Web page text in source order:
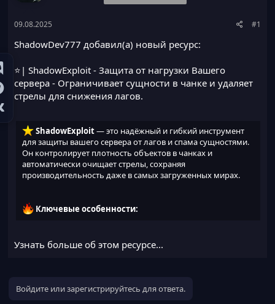
09.08.2025 #1
ShadowDev777 добавил(а) новый ресурс:
⭐| ShadowExploit - Защита от нагрузки Вашего
сервера - Ограничивает сущности в чанке и удаляет
стрелы для снижения лагов.
ShadowExploit— это надёжный и гибкий инструмент
для защиты вашего сервера от лагов и спама сущностями.
Он контролирует плотность объектов в чанках и
автоматически очищает стрелы, сохраняя
производительность даже в самых загруженных мирах.
Ключевые особенности:
количество ArmorStand, лодок и вагонеток в каждом чанке
— защита от нагрузки на сервер
удаляет...
Узнать больше об этом ресурсе...
Войдите или зарегистрируйтесь для ответа.